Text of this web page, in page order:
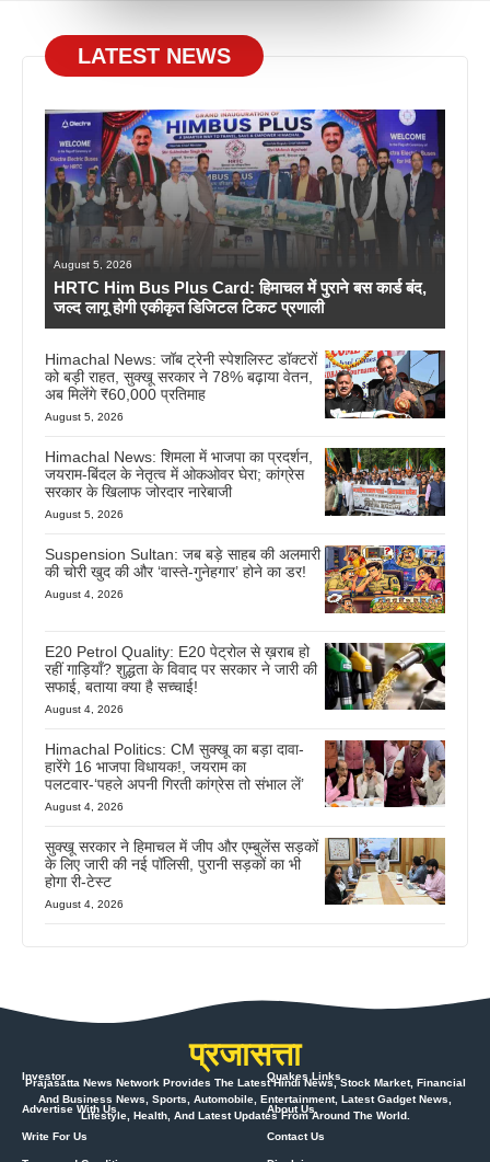
LATEST NEWS
August 5, 2026
HRTC Him Bus Plus Card: हिमाचल में पुराने बस कार्ड बंद,
जल्द लागू होगी एकीकृत डिजिटल टिकट प्रणाली
Himachal News: जॉब ट्रेनी स्पेशलिस्ट डॉक्टरों
को बड़ी राहत, सुक्खू सरकार ने 78% बढ़ाया वेतन,
अब मिलेंगे ₹60,000 प्रतिमाह
August 5, 2026
Himachal News: शिमला में भाजपा का प्रदर्शन,
जयराम-बिंदल के नेतृत्व में ओकओवर घेरा; कांग्रेस
सरकार के खिलाफ जोरदार नारेबाजी
August 5, 2026
Suspension Sultan: जब बड़े साहब की अलमारी
की चोरी खुद की और ‘वास्ते-गुनेहगार’ होने का डर!
August 4, 2026
E20 Petrol Quality: E20 पेट्रोल से ख़राब हो
रहीं गाड़ियाँ? शुद्धता के विवाद पर सरकार ने जारी की
सफाई, बताया क्या है सच्चाई!
August 4, 2026
Himachal Politics: CM सुक्खू का बड़ा दावा-
हारेंगे 16 भाजपा विधायक!, जयराम का
पलटवार-‘पहले अपनी गिरती कांग्रेस तो संभाल लें’
August 4, 2026
सुक्खू सरकार ने हिमाचल में जीप और एम्बुलेंस सड़कों
के लिए जारी की नई पॉलिसी, पुरानी सड़कों का भी
होगा री-टेस्ट
August 4, 2026
प्रजासत्ता
Prajasatta News Network Provides The Latest Hindi News, Stock Market, Financial
And Business News, Sports, Automobile, Entertainment, Latest Gadget News,
Lifestyle, Health, And Latest Updates From Around The World.
Investor
Advertise With Us
Write For Us
Quakes Links
About Us
Contact Us